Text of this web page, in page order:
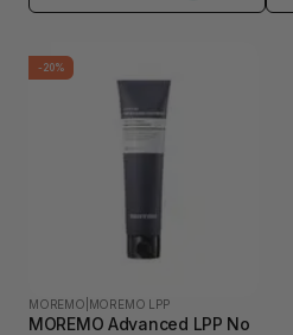
-20%
MOREMO MOREMO LPP
MOREMO Advanced LPP No